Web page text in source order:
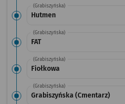
(Grabiszyńska)
Hutmen
(Grabiszyńska)
FAT
(Grabiszyńska)
Fiołkowa
(Grabiszyńska)
Grabiszyńska (Cmentarz)